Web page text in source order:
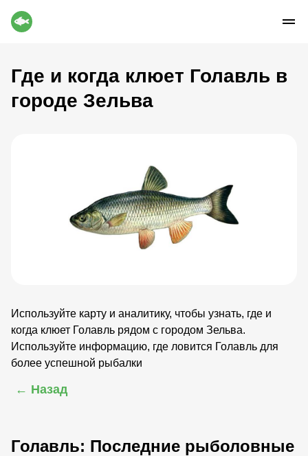
Где и когда клюет Голавль в
городе Зельва
Используйте карту и аналитику, чтобы узнать, где и
когда клюет Голавль рядом с городом Зельва.
Используйте информацию, где ловится Голавль для
более успешной рыбалки
← Назад
Голавль: Последние рыболовные